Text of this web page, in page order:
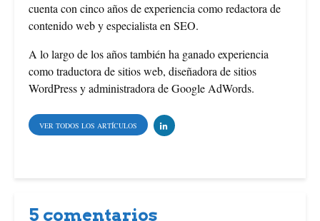
t
cuenta con cinco años de experiencia como redactora de
contenido web y especialista en SEO.
A lo largo de los años también ha ganado experiencia
como traductora de sitios web, diseñadora de sitios
WordPress y administradora de Google AdWords.
VER TODOS LOS ARTÍCULOS
5 comentarios